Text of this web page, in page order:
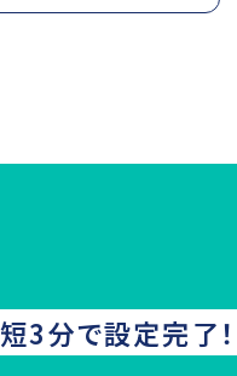
3分で設定完了！